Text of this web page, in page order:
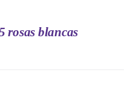
rosas blancas